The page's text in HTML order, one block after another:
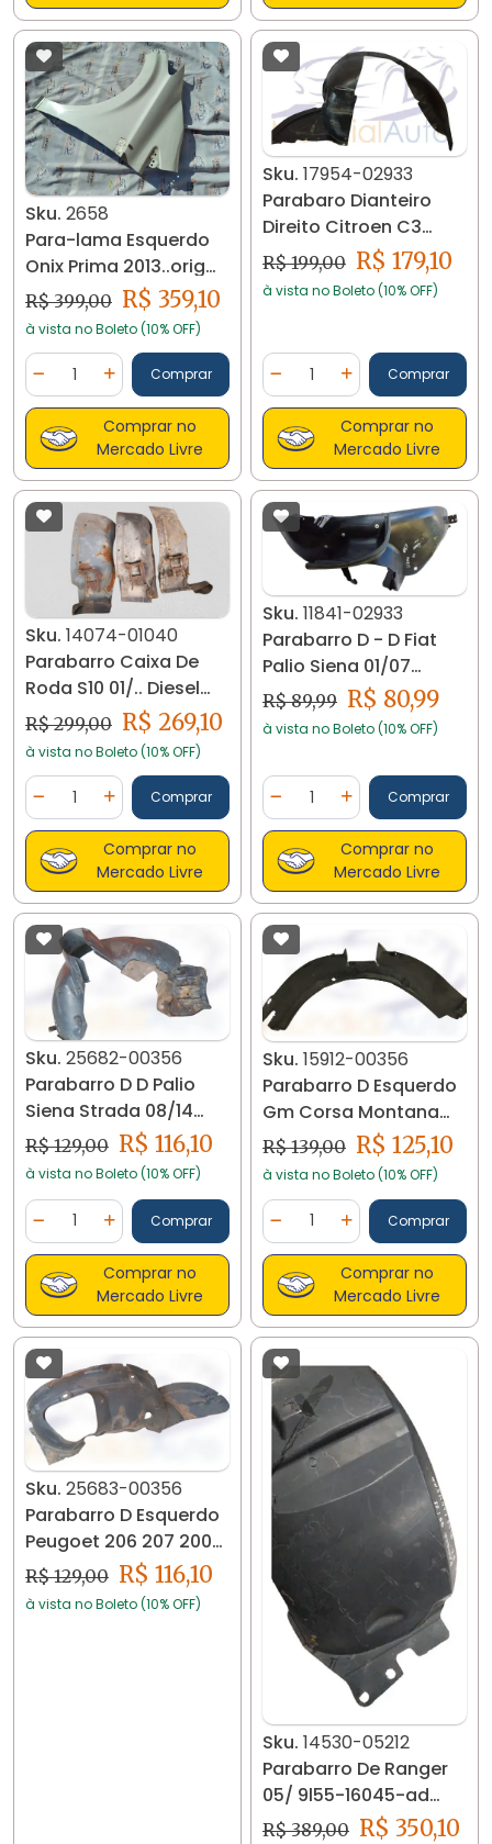
Sku. 2658
Para-lama Esquerdo
Onix Prima 2013..orig
2658
R$ 399,00 R$ 359,10
à vista no Boleto (10% OFF)
Diminuir Quantidade
Quantidade
Adicionar Quantidade
Comprar
Comprar no
Mercado Livre
Sku. 17954-02933
Parabaro Dianteiro
Direito Citroen C3
2005/12 17954
R$ 199,00 R$ 179,10
à vista no Boleto (10% OFF)
Diminuir Quantidade
Quantidade
AdicionarComprar
Comprar no
Mercado Livre
Sku. 14074-01040
Parabarro Caixa De
Roda S10 01/.. Diesel
14074-01040
R$ 299,00 R$ 269,10
à vista no Boleto (10% OFF)
Diminuir Quantidade
Quantidade
Adicionar Quantidade
Comprar
Comprar no
Mercado Livre
Sku. 11841-02933
Parabarro D - D Fiat
Palio Siena 01/07
Centauro 11841
R$ 89,99 R$ 80,99
à vista no Boleto (10% OFF)
Diminuir Quantidade
Quantidade
AdicionarComprar
Comprar no
Mercado Livre
Sku. 25682-00356
Parabarro D D Palio
Siena Strada 08/14
468471400e 25682
R$ 129,00 R$ 116,10
à vista no Boleto (10% OFF)
Diminuir Quantidade
Quantidade
Adicionar Quantidade
Comprar
Comprar no
Mercado Livre
Sku. 15912-00356
Parabarro D Esquerdo
Gm Corsa Montana
2004/10 93321434
15912
R$ 139,00 R$ 125,10
à vista no Boleto (10% OFF)
Diminuir Quantidade
Quantidade
AdicionarComprar
Comprar no
Mercado Livre
Sku. 25683-00356
Parabarro D Esquerdo
Peugoet 206 207 2000
/2012 25683
R$ 129,00 R$ 116,10
à vista no Boleto (10% OFF)
Sku. 14530-05212
Parabarro De Ranger
05/ 9l55-16045-ad
14530-05212
R$ 389,00 R$ 350,10